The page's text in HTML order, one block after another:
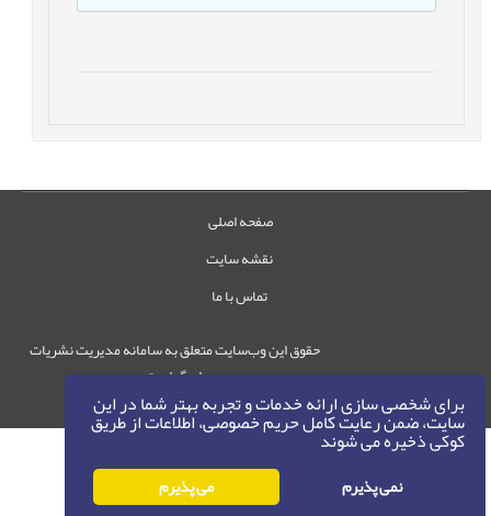
برای شخصی سازی ارائه خدمات و تجربه بهتر شما در این
سایت، ضمن رعایت کامل حریم خصوصی، اطلاعات از طریق
کوکی ذخیره می شوند
نمی پذیرم می پذیرم
صفحه اصلی
نقشه سایت
تماس با ما
حقوق این وب‌سایت متعلق به سامانه مدیریت نشریات
رایمگ است.
حق نشر ©
1405-1396